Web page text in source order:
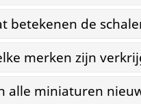
betekenen de
merken zijn
alle miniaturen